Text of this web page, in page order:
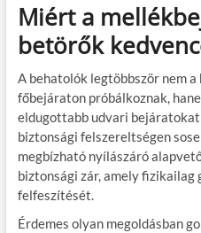
Miért a
betörők
A behatolók legtöbbször nem
főbejáraton próbálkoznak,
eldugottabb udvari
biztonsági felszereltségen
megbízható nyílászáró
biztonsági zár, amely fizikailag
felfeszítését.
Érdemes olyan megoldásban